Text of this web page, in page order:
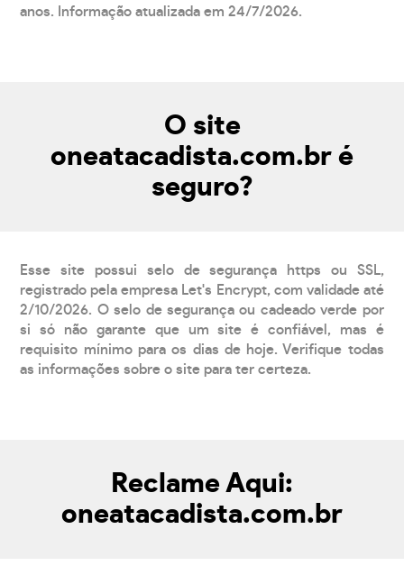
anos. Informação atualizada em 24/7/2026.
O site
oneatacadista.com.br é
seguro?
Esse site possui selo de segurança https ou SSL,
registrado pela empresa Let's Encrypt, com validade até
2/10/2026. O selo de segurança ou cadeado verde por
si só não garante que um site é confiável, mas é
requisito mínimo para os dias de hoje. Verifique todas
as informações sobre o site para ter certeza.
Reclame Aqui:
oneatacadista.com.br